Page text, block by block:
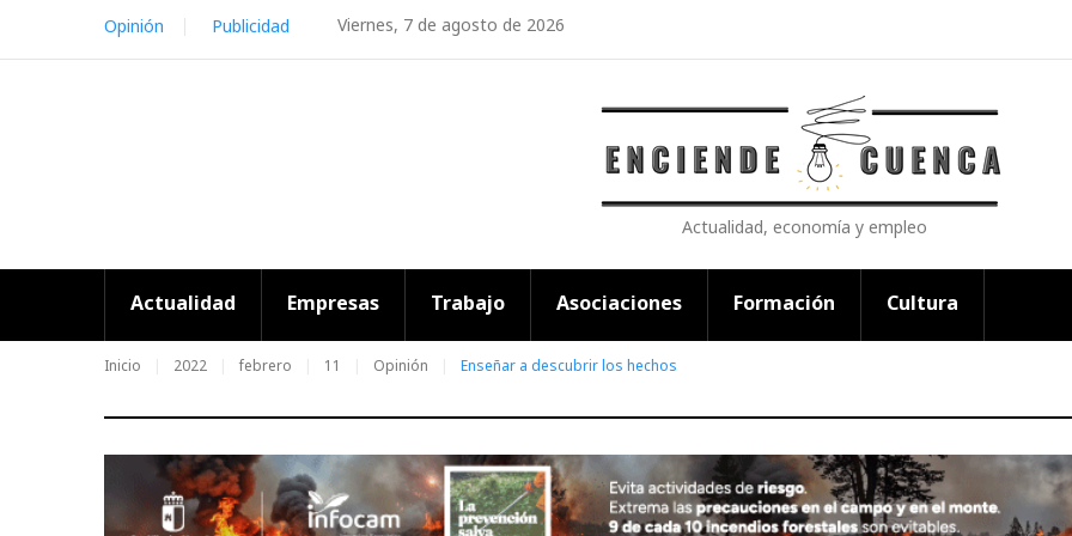
content
Viernes, 7 de agosto de 2026
Opinión Publicidad
Actualidad, economía y empleo
Actualidad Empresas Trabajo Asociaciones Formación Cultura
Inicio 2022 febrero 11 Opinión Enseñar a descubrir los hechos